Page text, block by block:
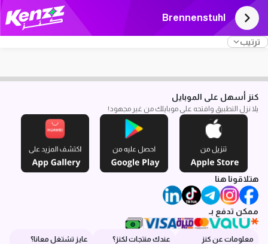
Brennenstuhl
ترتيب
كنز أسهل على الموبايل
يلا نزل التطبيق وافتحه على موبايلك من غير مجهود!
هتلاقونا هنا
ممكن تدفع بـ
معلومات عن كنز
عندك منتجات لكنز؟
عايز تشتغل معانا؟